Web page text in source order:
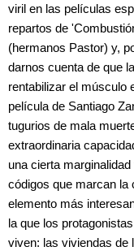
viril en las películas
repartos de
(hermanos Pastor) y,
darnos cuenta de que
rentabilizar el músculo
película de Santiago
tugurios de mala
extraordinaria
una cierta
códigos que marcan la
elemento más
la que los
viven: las viviendas de